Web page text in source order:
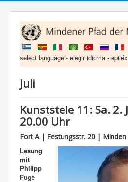
select language - elegir idioma -
Juli
Kunststele 11: Sa. 2.
20.00 Uhr
Fort A | Festungsstr. 20 | Minden
Lesung
mit
Philipp
Fuge